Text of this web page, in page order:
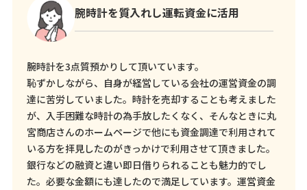
腕時計を質入れし運転資金に活用
腕時計を3点質預かりして頂いています。
恥ずかしながら、自身が経営している会社の運営資金の調
達に苦労していました。時計を売却することも考えました
が、入手困難な時計の為手放したくなく、そんなときに丸
宮商店さんのホームページで他にも資金調達で利用されて
いる方を拝見したのがきっかけで利用させて頂きました。
銀行などの融資と違い即日借りられることも魅力的でし
た。必要な金額にも達したので満足しています。運営資金